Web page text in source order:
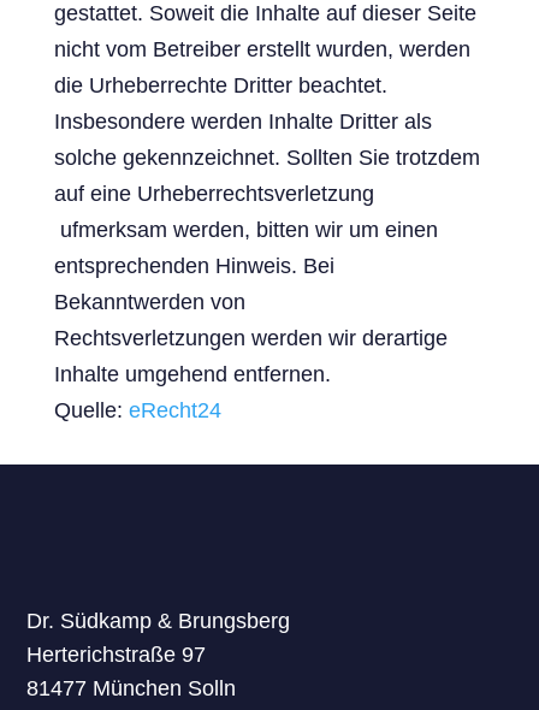
gestattet. Soweit die Inhalte auf dieser Seite
nicht vom Betreiber erstellt wurden, werden
die Urheberrechte Dritter beachtet.
Insbesondere werden Inhalte Dritter als
solche gekennzeichnet. Sollten Sie trotzdem
auf eine Urheberrechtsverletzung
ufmerksam werden, bitten wir um einen
entsprechenden Hinweis. Bei
Bekanntwerden von
Rechtsverletzungen werden wir derartige
Inhalte umgehend entfernen.
Quelle: eRecht24
Dr. Südkamp & Brungsberg
Herterichstraße 97
81477 München Solln